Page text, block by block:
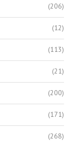
(206)
(12)
(113)
(21)
(200)
(171)
(268)